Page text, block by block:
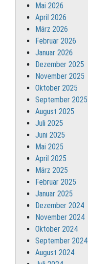
Mai 2026
April 2026
März 2026
Februar 2026
Januar 2026
Dezember 2025
November 2025
Oktober 2025
September 2025
August 2025
Juli 2025
Juni 2025
Mai 2025
April 2025
März 2025
Februar 2025
Januar 2025
Dezember 2024
November 2024
Oktober 2024
September 2024
August 2024